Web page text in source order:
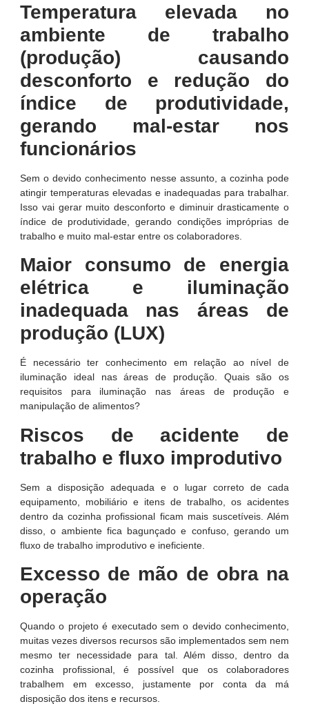
Temperatura elevada no
ambiente de trabalho
(produção) causando
desconforto e redução do
índice de produtividade,
gerando mal-estar nos
funcionários
Sem o devido conhecimento nesse assunto, a cozinha pode
atingir temperaturas elevadas e inadequadas para trabalhar.
Isso vai gerar muito desconforto e diminuir drasticamente o
índice de produtividade, gerando condições impróprias de
trabalho e muito mal-estar entre os colaboradores.
Maior consumo de energia
elétrica e iluminação
inadequada nas áreas de
produção (LUX)
É necessário ter conhecimento em relação ao nível de
iluminação ideal nas áreas de produção. Quais são os
requisitos para iluminação nas áreas de produção e
manipulação de alimentos?
Riscos de acidente de
trabalho e fluxo improdutivo
Sem a disposição adequada e o lugar correto de cada
equipamento, mobiliário e itens de trabalho, os acidentes
dentro da cozinha profissional ficam mais suscetíveis. Além
disso, o ambiente fica bagunçado e confuso, gerando um
fluxo de trabalho improdutivo e ineficiente.
Excesso de mão de obra na
operação
Quando o projeto é executado sem o devido conhecimento,
muitas vezes diversos recursos são implementados sem nem
mesmo ter necessidade para tal. Além disso, dentro da
cozinha profissional, é possível que os colaboradores
trabalhem em excesso, justamente por conta da má
disposição dos itens e recursos.